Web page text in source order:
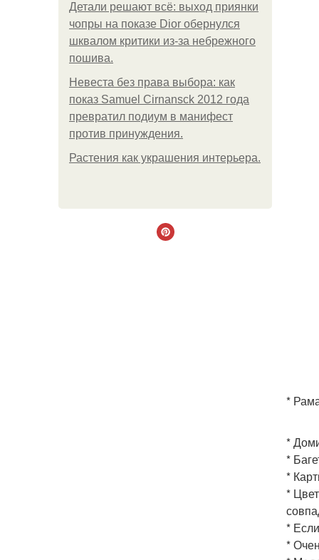
Детали решают всё: выход приянки
чопры на показе Dior обернулся
шквалом критики из-за небрежного
пошива.
Невеста без права выбора: как
показ Samuel Cirnansck 2012 года
превратил подиум в манифест
против принуждения.
Растения как украшения интерьера.
*
*
*
*
*
*
*